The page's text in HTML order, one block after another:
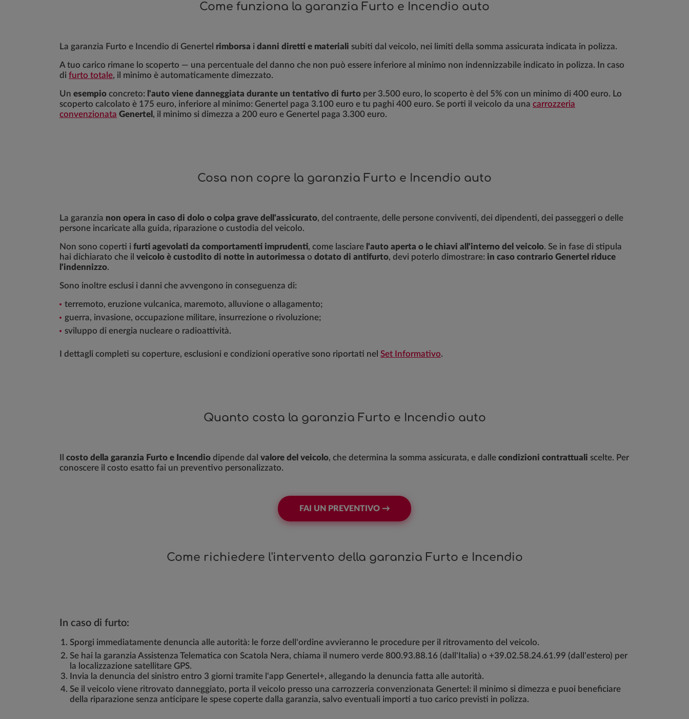
Come funziona la garanzia Furto e Incendio auto
La garanzia Furto e Incendio di Genertel rimborsa i danni diretti e materiali subiti dal veicolo, nei limiti della somma assicurata indicata in polizza.
A tuo carico rimane lo scoperto — una percentuale del danno che non può essere inferiore al minimo non indennizzabile indicato in polizza. In caso
di furto totale, il minimo è automaticamente dimezzato.
Un esempio concreto: l'auto viene danneggiata durante un tentativo di furto per 3.500 euro, lo scoperto è del 5% con un minimo di 400 euro. Lo
scoperto calcolato è 175 euro, inferiore al minimo: Genertel paga 3.100 euro e tu paghi 400 euro. Se porti il veicolo da una carrozzeria
convenzionata Genertel , il minimo si dimezza a 200 euro e Genertel paga 3.300 euro.
Cosa non copre la garanzia Furto e Incendio auto
La garanzia non opera in caso di dolo o colpa grave dell'assicurato, del contraente, delle persone conviventi, dei dipendenti, dei passeggeri o delle
persone incaricate alla guida, riparazione o custodia del veicolo.
Non sono coperti i furti agevolati da comportamenti imprudenti, come lasciare l'auto aperta o le chiavi all'interno del veicolo. Se in fase di stipula
hai dichiarato che il veicolo è custodito di notte in autorimessa o dotato di antifurto, devi poterlo dimostrare: in caso contrario Genertel riduce
l'indennizzo.
Sono inoltre esclusi i danni che avvengono in conseguenza di:
terremoto, eruzione vulcanica, maremoto, alluvione o allagamento;
guerra, invasione, occupazione militare, insurrezione o rivoluzione;
sviluppo di energia nucleare o radioattività.
I dettagli completi su coperture, esclusioni e condizioni operative sono riportati nel Set Informativo.
Quanto costa la garanzia Furto e Incendio auto
costo della garanzia Furto e Incendio dipende dal valore del veicolo, che determina la somma assicurata, e dalle condizioni contrattuali scelte. Per
conoscere il costo esatto fai un preventivo personalizzato.
FAI UN PREVENTIVO →
Come richiedere l'intervento della garanzia Furto e Incendio
In caso di furto:
Sporgi immediatamente denuncia alle autorità: le forze dell'ordine avvieranno le procedure per il ritrovamento del veicolo.
Se hai la garanzia Assistenza Telematica con Scatola Nera, chiama il numero verde 800.93.88.16 (dall'Italia) o +39.02.58.24.61.99 (dall'estero) per
la localizzazione satellitare GPS.
Invia la denuncia del sinistro entro 3 giorni tramite l'app Genertel+, allegando la denuncia fatta alle autorità.
Se il veicolo viene ritrovato danneggiato, porta il veicolo presso una carrozzeria convenzionata Genertel: il minimo si dimezza e puoi beneficiare
della riparazione senza anticipare le spese coperte dalla garanzia, salvo eventuali importi a tuo carico previsti in polizza.